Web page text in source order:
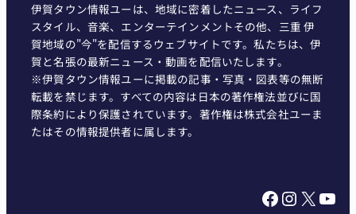
伊賀タウン情報ユーは、地域に密着したニュース、ライフ
スタイル、音楽、エンターテインメントその他、三重 伊
賀地域の"今"を配信するウェブサイトです。私たちは、伊
賀と名張の最新ニュース・動画を配信いたします。
※伊賀タウン情報ユーに掲載の記事・写真・図表等の無断
転載を禁じます。すべての内容は日本の著作権法並びに国
際条約により保護されています。著作権は株式会社ユーま
たはその情報提供者に属します。
Facebook InstagramX YouTube